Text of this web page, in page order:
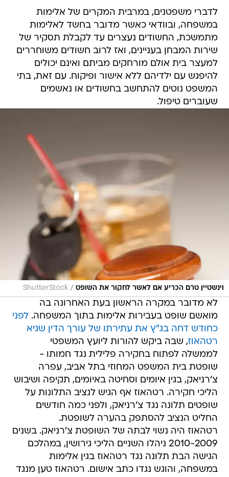
לדברי משפטנים, במרבית המקרים של אלימות
במשפחה, ובוודאי כאשר מדובר בחשד לאלימות
מתמשכת, החשודים נעצרים עד לקבלת תסקיר של
שירות המבחן בעניינים, ואז לרוב חשודים משוחררים
למעצר בית אולם מורחקים מביתם ואינם יכולים
להיפגש עם ילדיהם ללא אישור ופיקוח. עם זאת, בתי
המשפט נוטים להתחשב בחשודים או נאשמים
שעוברים טיפול.
וינשטיין טרם הכריע אם לאשר לחקור את השופט /
ShutterStock
לא מדובר במקרה הראשון בעת האחרונה בה
מואשם שופט בעבירות אלימות בתוך המשפחה.לפני
כחודש דחה בג"ץ את עתירתו של עורך הדין שגיא
רטהאוז, שבה ביקש להורות ליועץ המשפטי
לממשלה לפתוח בחקירה פלילית נגד חמותו -
שופטת בית המשפט המחוזי בתל אביב, עפרה
צ'רניאק, בגין איומים וסחיטה באיומים, תקיפה ושיבוש
הליכי חקירה. רטהאוז אף הגיש לנציב התלונות על
שופטים תלונה נגד צ'רניאק, ולפני כמה חודשים
החליט הנציב להסתפק בהערה לשופטת.
רטהאוז היה נשוי לבתה של השופטת צ'רניאק. בשנים
2010-2009 ניהלו השניים הליכי גירושין, במהלכם
הגישה הבת תלונה נגד רטהאוז בגין אלימות
במשפחה, והוגש נגדו כתב אישום. רטהאוז טען מנגד